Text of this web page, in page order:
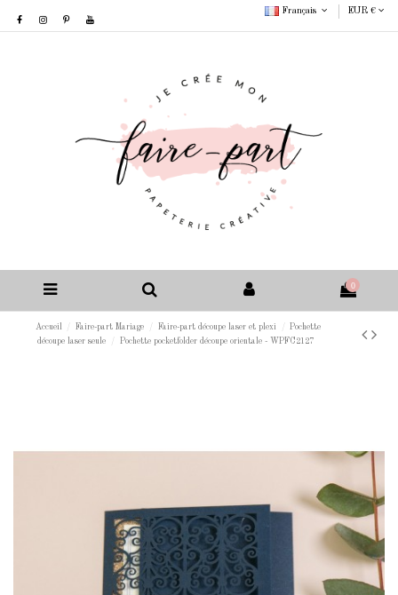
Français EUR €
0
Accueil Faire-part Mariage Faire-part découpe laser et plexi
Pochette
découpe laser seule
Pochette pocketfolder découpe orientale - WPFC2127